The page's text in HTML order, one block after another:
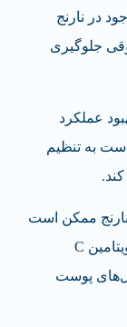
در نارنج
جلوگیری
عملکرد
به تنظیم
ممکن است
به حفظ سلامت پوست کمک کنند. مصرف ویتامین C
پوست